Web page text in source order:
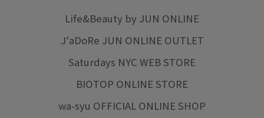
Life&Beauty by JUN ONLINE
J'aDoRe JUN ONLINE OUTLET
Saturdays NYC WEB STORE
BIOTOP ONLINE STORE
wa-syu OFFICIAL ONLINE SHOP